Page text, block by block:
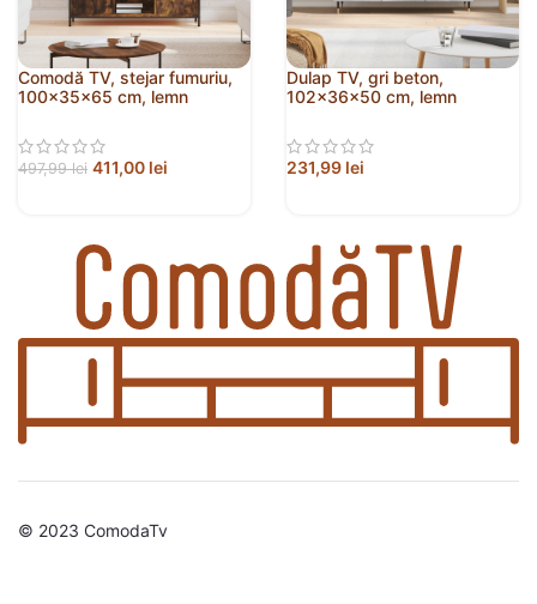
Comodă TV, stejar fumuriu,
100x35x65 cm, lemn
497,99lei 411,00 lei
Dulap TV, gri beton,
102x36x50 cm, lemn
231,99 lei
© 2023 ComodaTv